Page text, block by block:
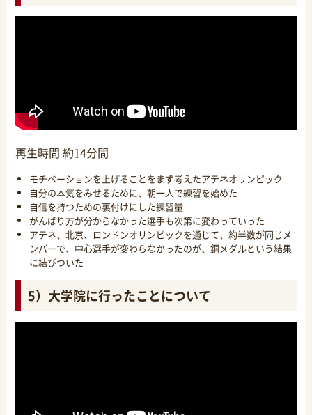
再生時間 約14分間
モチベーションを上げることをまず考えたアテネオリンピック
自分の本気をみせるために、朝一人で練習を始めた
自信を持つための裏付けにした練習量
がんばり方が分からなかった選手も次第に変わっていった
アテネ、北京、ロンドンオリンピックを通じて、約半数が同じメ
ンバーで、中心選手が変わらなかったのが、銅メダルという結果
に結びついた
5）大学院に行ったことについて